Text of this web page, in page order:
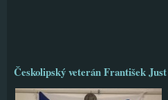
Českolipský veterán František